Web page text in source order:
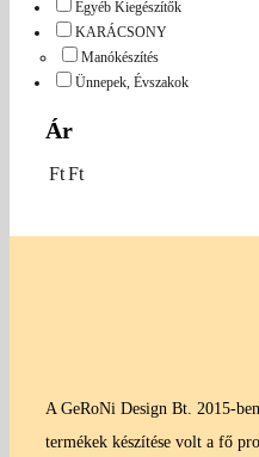
Egyéb Kiegészítők
KARÁCSONY
Manókészítés
Ünnepek, Évszakok
Ár
FtFt
A GeRoNi Design Bt. 2015-
termékek készítése volt a fő